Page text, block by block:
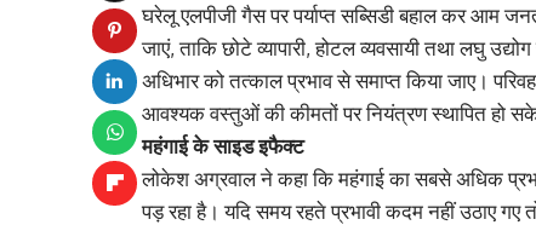
घरेलू एलपीजी गैस पर पर्याप्त सब्सिडी बहाल कर आम
जाएं, ताकि छोटे व्यापारी, होटल व्यवसायी तथा लघु
अधिभार को तत्काल प्रभाव से समाप्त किया जाए।
आवश्यक वस्तुओं की कीमतों पर नियंत्रण स्थापित हो
महंगाई के साइड इफैक्ट
लोकेश अग्रवाल ने कहा कि महंगाई का सबसे अधिक
पड़ रहा है। यदि समय रहते प्रभावी कदम नहीं उठाए गए